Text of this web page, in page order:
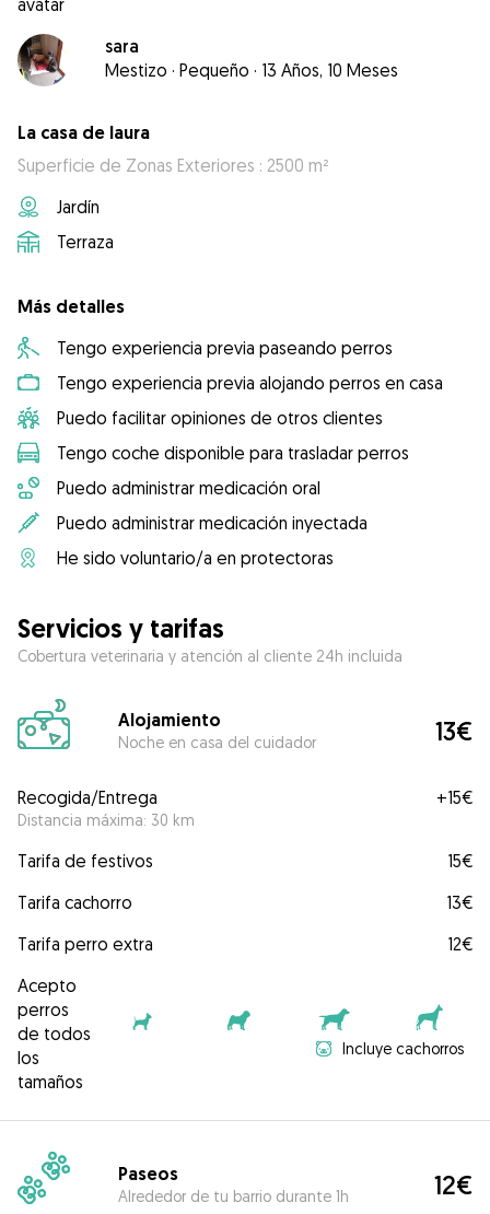
sara
Mestizo · Pequeño · 13 Años, 10 Meses
La casa de laura
Superficie de Zonas Exteriores : 2500 m²
Jardín
Terraza
Más detalles
Tengo experiencia previa paseando perros
Tengo experiencia previa alojando perros en casa
Puedo facilitar opiniones de otros clientes
Tengo coche disponible para trasladar perros
Puedo administrar medicación oral
Puedo administrar medicación inyectada
He sido voluntario/a en protectoras
Servicios y tarifas
Cobertura veterinaria y atención al cliente 24h incluida
Alojamiento
Noche en casa del cuidador 13€
Recogida/Entrega
Distancia máxima: 30 km
+15€
Tarifa de festivos
15€
Tarifa cachorro
13€
Tarifa perro extra
12€
Acepto
perros
de todos
los
tamaños
Incluye cachorros
Paseos
Alrededor de tu barrio durante 1h 12€